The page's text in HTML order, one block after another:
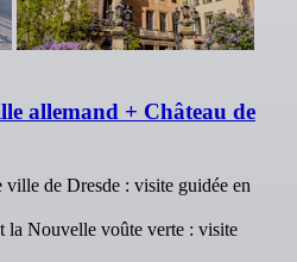
allemand + Château de
ville de Dresde : visite guidée en
la Nouvelle voûte verte : visite